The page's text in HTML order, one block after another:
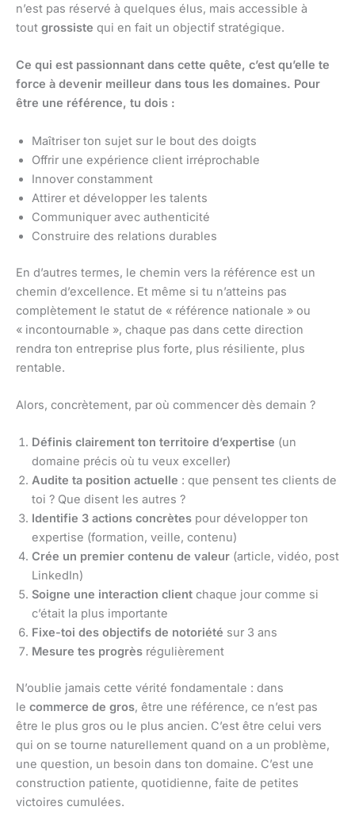
n’est pas réservé à quelques élus, mais accessible à
tout grossiste qui en fait un objectif stratégique.
Ce qui est passionnant dans cette quête, c’est qu’elle te
force à devenir meilleur dans tous les domaines. Pour
être une référence, tu dois :
Maîtriser ton sujet sur le bout des doigts
Offrir une expérience client irréprochable
Innover constamment
Attirer et développer les talents
Communiquer avec authenticité
Construire des relations durables
En d’autres termes, le chemin vers la référence est un
chemin d’excellence. Et même si tu n’atteins pas
complètement le statut de « référence nationale » ou
« incontournable », chaque pas dans cette direction
rendra ton entreprise plus forte, plus résiliente, plus
rentable.
Alors, concrètement, par où commencer dès demain ?
Définis clairement ton territoire d’expertise (un
domaine précis où tu veux exceller)
Audite ta position actuelle : que pensent tes clients de
toi ? Que disent les autres ?
Identifie 3 actions concrètes pour développer ton
expertise (formation, veille, contenu)
Crée un premier contenu de valeur (article, vidéo, post
LinkedIn)
Soigne une interaction client chaque jour comme si
c’était la plus importante
Fixe-toi des objectifs de notoriété sur 3 ans
Mesure tes progrès régulièrement
N’oublie jamais cette vérité fondamentale : dans
le commerce de gros, être une référence, ce n’est pas
être le plus gros ou le plus ancien. C’est être celui vers
qui on se tourne naturellement quand on a un problème,
une question, un besoin dans ton domaine. C’est une
construction patiente, quotidienne, faite de petites
victoires cumulées.